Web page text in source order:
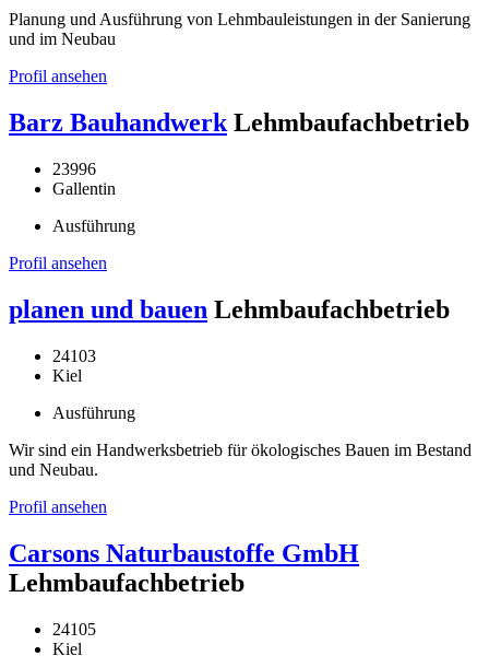
Planung und Ausführung von Lehmbauleistungen in der Sanierung
und im Neubau
Profil ansehen
Barz Bauhandwerk Lehmbaufachbetrieb
23996
Gallentin
Ausführung
Profil ansehen
planen und bauen Lehmbaufachbetrieb
24103
Kiel
Ausführung
Wir sind ein Handwerksbetrieb für ökologisches Bauen im Bestand
und Neubau.
Profil ansehen
Carsons Naturbaustoffe GmbH
Lehmbaufachbetrieb
24105
Kiel